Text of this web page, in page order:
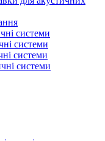
системи
системи
системи
системи